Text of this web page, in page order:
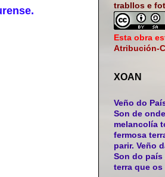
trabllos e
Esta obra
Atribución-
XOAN
Veño do
Son de
melancolía
fermosa
parir. Veño
Son do país
terra que os